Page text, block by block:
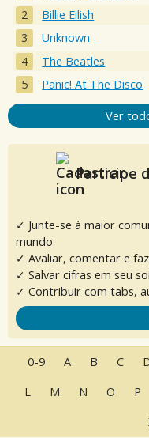
Billie Eilish
Unknown
The Beatles
Panic! At The Disco
Ver
Participe
✓ Junte-se à maior
mundo
✓ Avaliar, comentar e
✓ Salvar cifras em seu
✓ Contribuir com tabs,
0-9 A B C
L
M N O P